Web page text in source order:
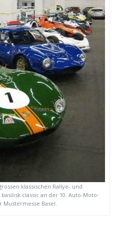
klassischen Rallye- und
classic an der 10. Auto-Moto-
Mustermesse Basel.